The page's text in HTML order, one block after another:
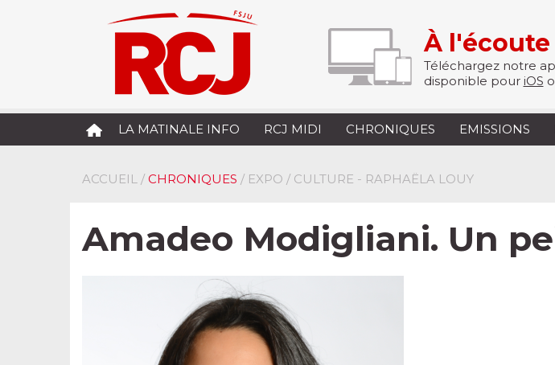
À
Téléchargez notre
disponible pour iOS
LA MATINALE INFO RCJ MIDI CHRONIQUES EMISSIONS
ACCUEIL / CHRONIQUES / EXPO / CULTURE - RAPHAËLA LOUY
Amadeo Modigliani. Un